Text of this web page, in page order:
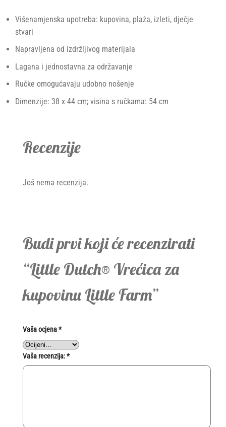
Višenamjenska upotreba: kupovina, plaža, izleti, dječje
stvari
Napravljena od izdržljivog materijala
Lagana i jednostavna za održavanje
Ručke omogućavaju udobno nošenje
Dimenzije: 38 x 44 cm; visina s ručkama: 54 cm
Recenzije
Još nema recenzija.
Budi prvi koji će recenzirati
“Little Dutch® Vrećica za
kupovinu Little Farm”
Vaša ocjena*
Vaša recenzija:*